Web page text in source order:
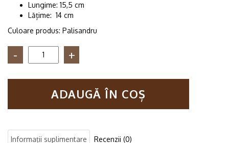
Lungime: 15,5 cm
Lățime: 14 cm
Culoare produs: Palisandru
Cantitate
role
igienica
palisandru
ADAUGĂ ÎN COȘ
Informații suplimentare Recenzii (0)